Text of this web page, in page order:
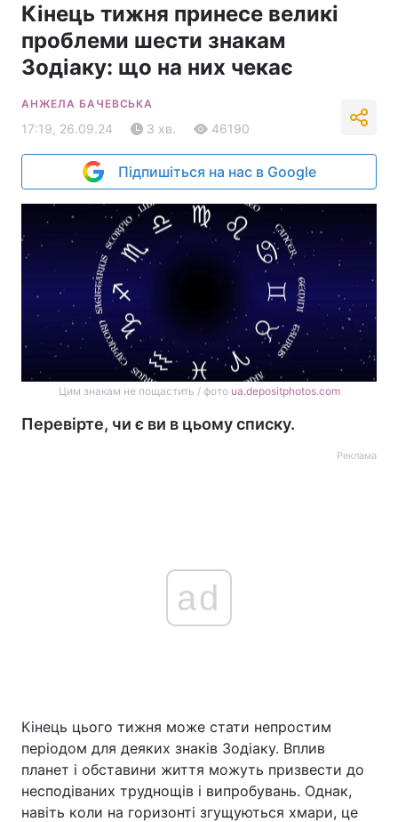
Кінець тижня принесе великі
проблеми шести знакам
Зодіаку: що на них чекає
АНЖЕЛА БАЧЕВСЬКА
17:19, 26.09.24 3 хв. 46190
Підпишіться на нас в Google
Цим знакам не пощастить / фото ua.depositphotos.com
Перевірте, чи є ви в цьому списку.
Реклама
ad
Кінець цього тижня може стати непростим
періодом для деяких знаків Зодіаку. Вплив
планет і обставини життя можуть призвести до
несподіваних труднощів і випробувань. Однак,
навіть коли на горизонті згущуються хмари, це